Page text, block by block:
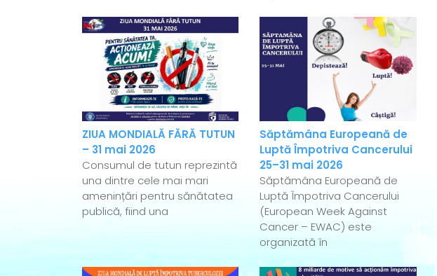
ZIUA MONDIALĂ FĂRĂ TUTUN
– 31 mai 2026
Consumul de tutun reprezintă
una dintre cele mai mari
amenințări pentru sănătatea
publică, fiind una
Săptămâna Europeană de
Luptă Împotriva Cancerului
25–31 mai 2026
Săptămâna Europeană de
Luptă Împotriva Cancerului
(European Week Against
Cancer – EWAC) este
organizată în